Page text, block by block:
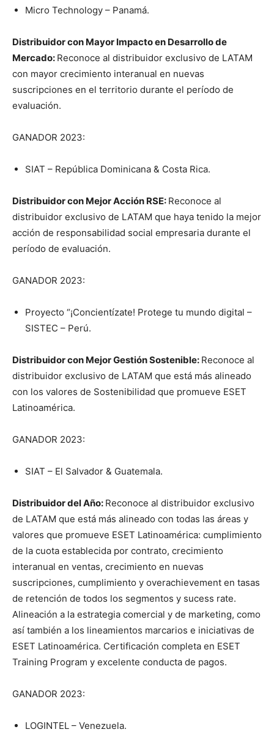
Micro Technology – Panamá.
Distribuidor con Mayor Impacto en Desarrollo de
Mercado: Reconoce al distribuidor exclusivo de LATAM
con mayor crecimiento interanual en nuevas
suscripciones en el territorio durante el período de
evaluación.
GANADOR 2023:
SIAT – República Dominicana & Costa Rica.
Distribuidor con Mejor Acción RSE: Reconoce al
distribuidor exclusivo de LATAM que haya tenido la mejor
acción de responsabilidad social empresaria durante el
período de evaluación.
GANADOR 2023:
Proyecto “¡Concientízate! Protege tu mundo digital –
SISTEC – Perú.
Distribuidor con Mejor Gestión Sostenible: Reconoce al
distribuidor exclusivo de LATAM que está más alineado
con los valores de Sostenibilidad que promueve ESET
Latinoamérica.
GANADOR 2023:
SIAT – El Salvador & Guatemala.
Distribuidor del Año: Reconoce al distribuidor exclusivo
de LATAM que está más alineado con todas las áreas y
valores que promueve ESET Latinoamérica: cumplimiento
de la cuota establecida por contrato, crecimiento
interanual en ventas, crecimiento en nuevas
suscripciones, cumplimiento y overachievement en tasas
de retención de todos los segmentos y sucess rate.
Alineación a la estrategia comercial y de marketing, como
así también a los lineamientos marcarios e iniciativas de
ESET Latinoamérica. Certificación completa en ESET
Training Program y excelente conducta de pagos.
GANADOR 2023:
LOGINTEL – Venezuela.